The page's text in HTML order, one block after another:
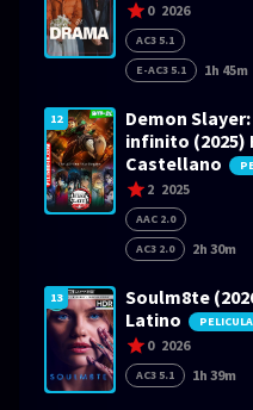
0 2026
AC3 5.1
E-AC3 5.1
1h 45m
12
Demon
infinito (2025)
Castellano
2 2025
AAC 2.0
AC3 2.0
2h 30m
13
Soulm8te
Latino
PELICULA
0 2026
AC3 5.1 1h 39m